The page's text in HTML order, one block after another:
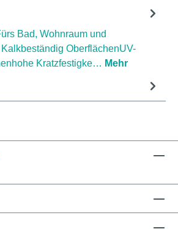
Bad, Wohnraum und
OberflächenUV-
Kratzfestigke… Mehr